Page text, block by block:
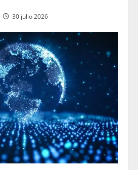
30 julio 2026